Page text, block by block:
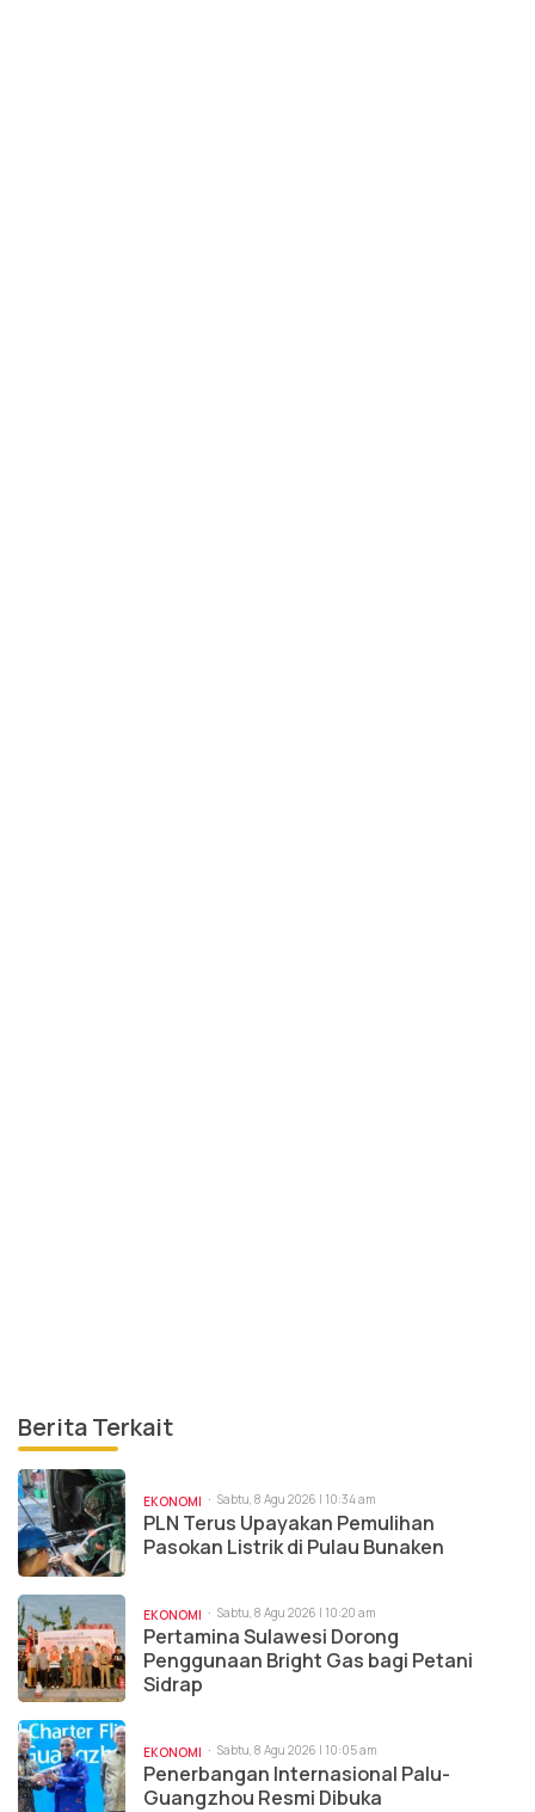
Berita Terkait
EKONOMI Sabtu, 8 Agu 2026 | 10:34 am
PLN Terus Upayakan Pemulihan
Pasokan Listrik di Pulau Bunaken
EKONOMI Sabtu, 8 Agu 2026 | 10:20 am
Pertamina Sulawesi Dorong
Penggunaan Bright Gas bagi Petani
Sidrap
EKONOMI Sabtu, 8 Agu 2026 | 10:05 am
Penerbangan Internasional Palu-
Guangzhou Resmi Dibuka